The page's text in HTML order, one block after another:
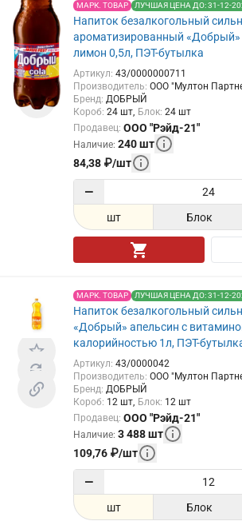
МАРК. ТОВАР ЛУЧШАЯ ЦЕНА ДО: 31-12-
Напиток безалкогольный
ароматизированный «Добрый»
лимон 0,5л, ПЭТ-бутылка
Артикул: 43/0000000711
Производитель: ООО "Мултон
Бренд: ДОБРЫЙ
Короб: 24 шт Блок: 24 шт
Продавец: ООО "Рэйд-21"
Наличие: 240шт
84,38 ₽/шт
−
шт Блок
МАРК. ТОВАР ЛУЧШАЯ ЦЕНА ДО: 31-12-
Напиток безалкогольный
«Добрый» апельсин с
калорийностью 1л, ПЭТ-
Артикул: 43/0000042
Производитель: ООО "Мултон
Бренд: ДОБРЫЙ
Короб: 12 шт Блок: 12 шт
Продавец: ООО "Рэйд-21"
Наличие: 3 488шт
109,76 ₽/шт
−
шт Блок